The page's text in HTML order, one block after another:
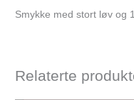
Smykke med stort løv og
Relaterte